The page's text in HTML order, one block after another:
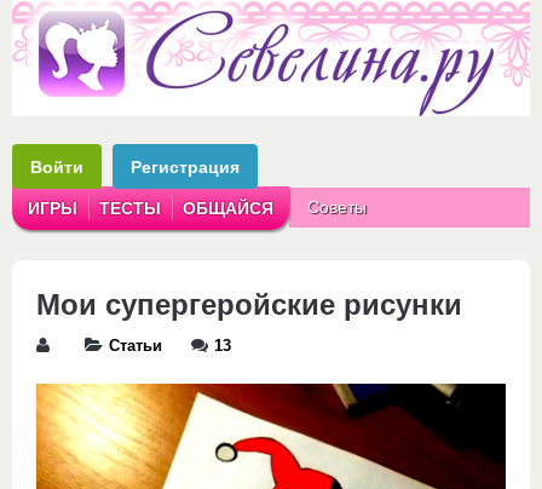
Войти Регистрация
ИГРЫ ТЕСТЫ ОБЩАЙСЯ Советы
Мои супергеройские рисунки
Статьи 13